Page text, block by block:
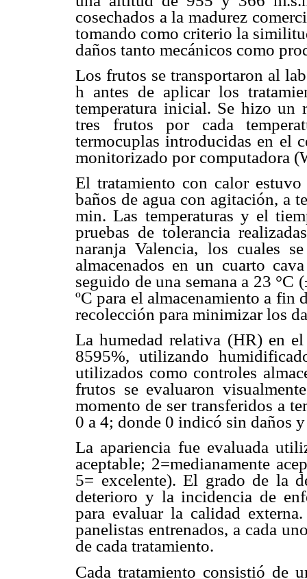
cosechados a la madurez
tomando como criterio la
daños tanto mecánicos como
Los frutos se transportaron al
h antes de aplicar los
temperatura inicial. Se hizo un
tres frutos por cada
termocuplas introducidas en el
monitorizado por computadora
El tratamiento con calor
baños de agua con agitación, a
min. Las temperaturas y el
pruebas de tolerancia
naranja Valencia, los cuales
almacenados en un cuarto
seguido de una semana a 23 °C
ºC para el almacenamiento a fin
recolección para minimizar los
La humedad relativa (HR) en
8595%, utilizando
utilizados como controles
frutos se evaluaron
momento de ser transferidos a
0 a 4; donde 0 indicó sin daños
La apariencia fue evaluada
aceptable; 2=medianamente
5= excelente). El grado de la
deterioro y la incidencia de
para evaluar la calidad
panelistas entrenados, a cada
de cada tratamiento.
Cada tratamiento consistió de